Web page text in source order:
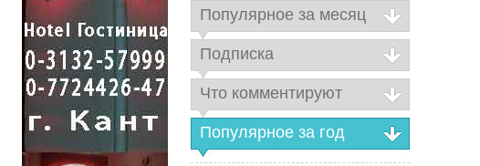
Популярное за месяц
Подписка
Что комментируют
Популярное за год